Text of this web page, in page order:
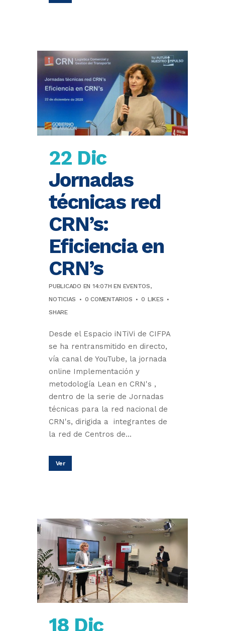
22 Dic
Jornadas
técnicas red
CRN’s:
Eficiencia en
CRN’s
PUBLICADO EN 14:07H EN EVENTOS,
NOTICIAS
0 COMENTARIOS 0 LIKES
SHARE
Desde el Espacio iNTiVi de CIFPA
se ha rentransmitido en directo,
vía canal de YouTube, la jornada
online Implementación y
metodología Lean en CRN's ,
dentro de la serie de Jornadas
técnicas para la red nacional de
CRN's, dirigida a integrantes de
la red de Centros de...
Ver
18 Dic